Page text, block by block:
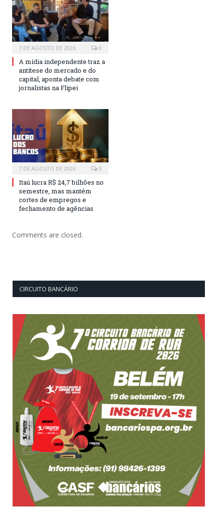
7 DE AGOSTO DE 2026 0
A mídia independente traz a
antítese do mercado e do
capital, aponta debate com
jornalistas na Flipei
7 DE AGOSTO DE 2026 0
Itaú lucra R$ 24,7 bilhões no
semestre, mas mantém
cortes de empregos e
fechamento de agências
Comments are closed.
CIRCUITO BANCÁRIO